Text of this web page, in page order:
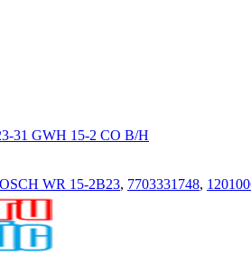
31 GWH 15-2 CO B/H
WR 15-2B23, 7703331748,